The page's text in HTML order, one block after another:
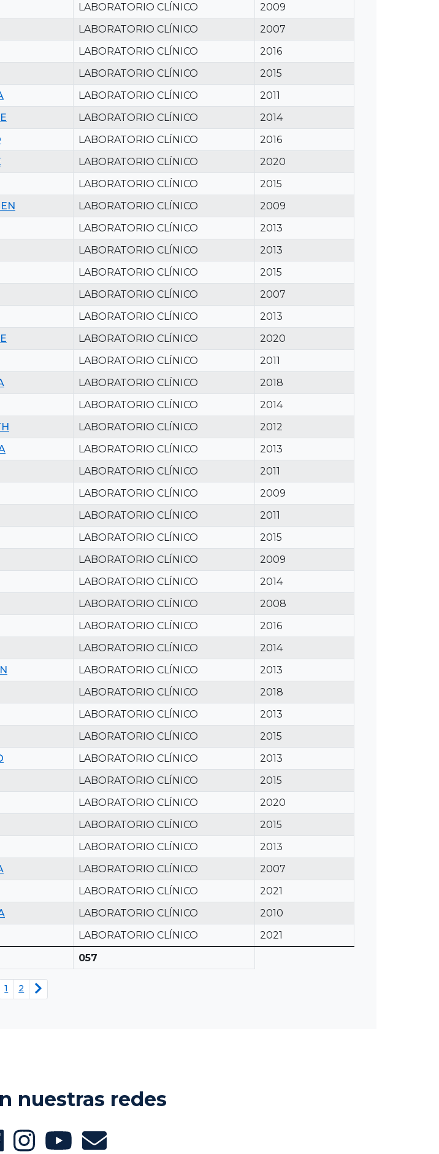
LABORATORIO CLÍNICO
2009
LABORATORIO CLÍNICO
2007
LABORATORIO CLÍNICO
2016
LABORATORIO CLÍNICO
2015
LABORATORIO CLÍNICO
2011
LABORATORIO CLÍNICO
2014
LABORATORIO CLÍNICO
2016
LABORATORIO CLÍNICO
2020
LABORATORIO CLÍNICO
2015
LABORATORIO CLÍNICO
2009
LABORATORIO CLÍNICO
2013
LABORATORIO CLÍNICO
2013
LABORATORIO CLÍNICO
2015
LABORATORIO CLÍNICO
2007
LABORATORIO CLÍNICO
2013
LABORATORIO CLÍNICO
2020
LABORATORIO CLÍNICO
2011
LABORATORIO CLÍNICO
2018
LABORATORIO CLÍNICO
2014
LABORATORIO CLÍNICO
2012
LABORATORIO CLÍNICO
2013
LABORATORIO CLÍNICO
2011
LABORATORIO CLÍNICO
2009
LABORATORIO CLÍNICO
2011
LABORATORIO CLÍNICO
2015
LABORATORIO CLÍNICO
2009
LABORATORIO CLÍNICO
2014
LABORATORIO CLÍNICO
2008
LABORATORIO CLÍNICO
2016
LABORATORIO CLÍNICO
2014
LABORATORIO CLÍNICO
2013
LABORATORIO CLÍNICO
2018
LABORATORIO CLÍNICO
2013
LABORATORIO CLÍNICO
2015
LABORATORIO CLÍNICO
2013
LABORATORIO CLÍNICO
2015
LABORATORIO CLÍNICO
2020
LABORATORIO CLÍNICO
2015
LABORATORIO CLÍNICO
2013
LABORATORIO CLÍNICO
2007
LABORATORIO CLÍNICO
2021
LABORATORIO CLÍNICO
2010
LABORATORIO CLÍNICO
2021
057
1 2
nuestras redes